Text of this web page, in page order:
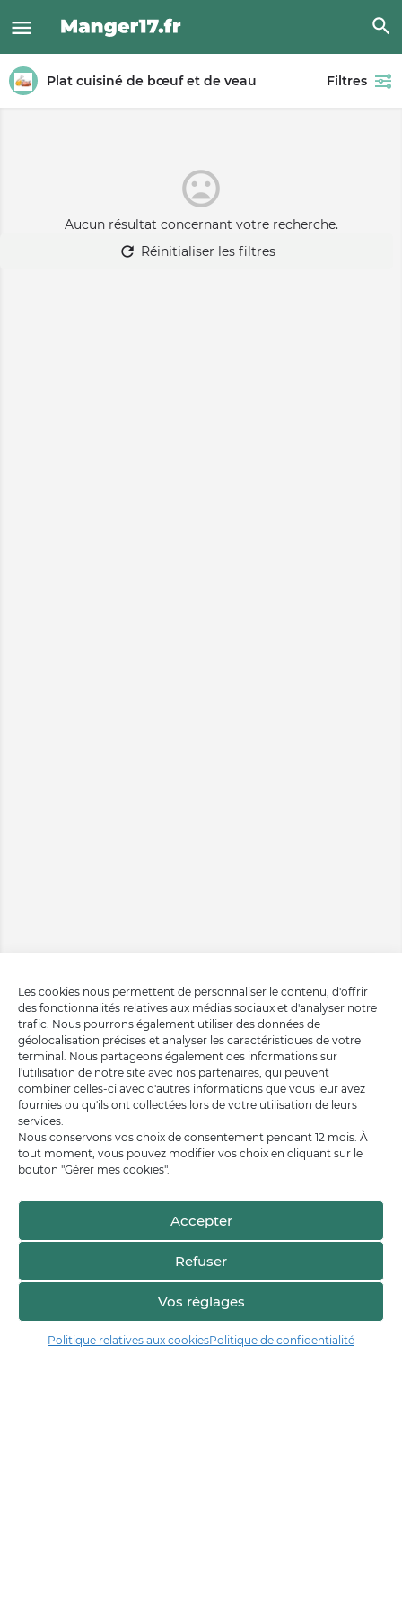
Les cookies nous permettent de personnaliser le contenu, d'offrir
des fonctionnalités relatives aux médias sociaux et d'analyser notre
trafic. Nous pourrons également utiliser des données de
géolocalisation précises et analyser les caractéristiques de votre
terminal. Nous partageons également des informations sur
l'utilisation de notre site avec nos partenaires, qui peuvent
combiner celles-ci avec d'autres informations que vous leur avez
fournies ou qu'ils ont collectées lors de votre utilisation de leurs
services.
Nous conservons vos choix de consentement pendant 12 mois. À
tout moment, vous pouvez modifier vos choix en cliquant sur le
bouton "Gérer mes cookies".
Accepter
Refuser
Vos réglages
Politique relatives aux cookiesPolitique de confidentialité
Plat cuisiné de bœuf et de veau Filtres
Aucun résultat concernant votre recherche.
Réinitialiser les filtres
Voir sur la carte